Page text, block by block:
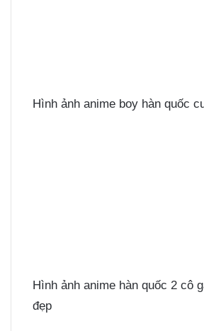
Hình ảnh anime boy hàn quốc
Hình ảnh anime hàn quốc 2 cô
đẹp